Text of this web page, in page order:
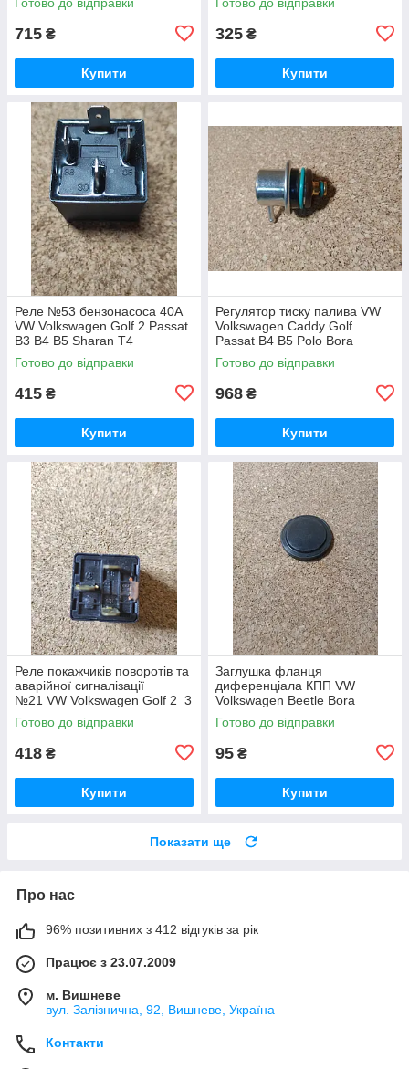
Tiguan Touran Фольцваген
715 ₴
Купити
325 ₴
Купити
Реле №53 бензонасоса 40А
VW Volkswagen Golf 2 Passat
B3 B4 B5 Sharan T4
Фольцваген Гольф 3 4
Пассат Б3 Б4 Б5 Шаран Т4
Готово до відправки
415 ₴
Купити
Регулятор тиску палива VW
Volkswagen Caddy Golf
Passat B4 B5 Polo Bora
Sharan Transporter
Фольксваген Кадді Кадди
Готово до відправки
968 ₴
Купити
Реле покажчиків поворотів та
аварійної сигналізації
№21 VW Volkswagen Golf 2 3
Passat B3 B4 Vento Jetta Polo
Caddy Transporter
Готово до відправки
418 ₴
Купити
Заглушка фланця
диференціала КПП VW
Volkswagen Beetle Bora
Caddy Golf Jetta Passat Vento
Variant Polo Фольксваген Жук
Готово до відправки
95 ₴
Купити
Показати ще
Про нас
96% позитивних з 412 відгуків за рік
Працює з 23.07.2009
м. Вишневе
вул. Залізнична, 92, Вишневе, Україна
Контакти